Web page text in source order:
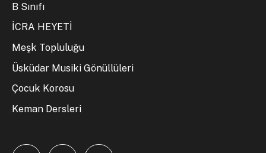
B Sınıfı
İCRA HEYETİ
Meşk Topluluğu
Üsküdar Musiki Gönüllüleri
Çocuk Korosu
Keman Dersleri